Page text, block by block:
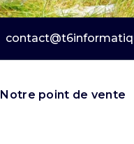
Notre point de vente